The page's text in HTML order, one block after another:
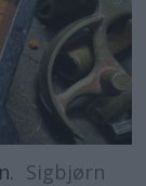
Sigbjørn